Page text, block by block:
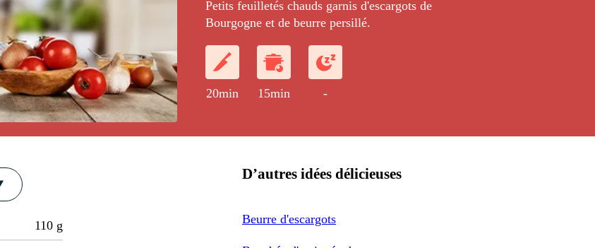
Petits feuilletés chauds garnis d'escargots de
Bourgogne et de beurre persillé.
20min 15min -
110 g
D’autres idées délicieuses
Beurre d'escargots